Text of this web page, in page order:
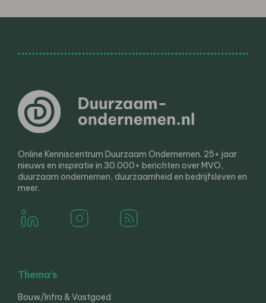
Online Kenniscentrum Duurzaam Ondernemen. 25+ jaar
nieuws en inspiratie in 30.000+ berichten over MVO,
duurzaam ondernemen, duurzaamheid en bedrijfsleven en
meer.
Thema’s
Bouw/Infra & Vastgoed